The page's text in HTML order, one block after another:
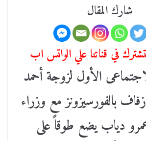
شارك المقال
في قناتنا علي الواتس اب
الأول لزوجة أحمد
بالفورسيزونز مع وزراء
دياب يضع طوقاً على